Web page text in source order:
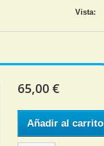
Vista:
65,00 €
Añadir al carrito